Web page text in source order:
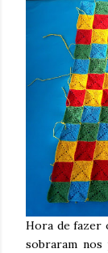
Hora de fazer
sobraram